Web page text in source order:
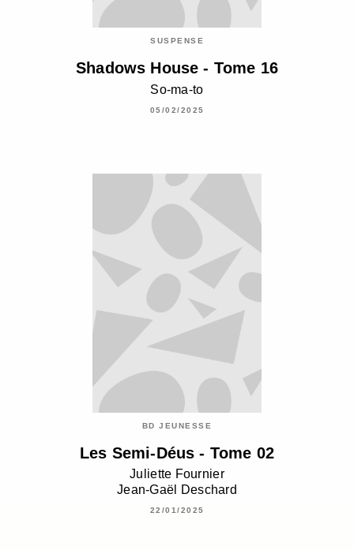
SUSPENSE
Shadows House - Tome 16
So-ma-to
05/02/2025
BD JEUNESSE
Les Semi-Déus - Tome 02
Juliette Fournier
Jean-Gaël Deschard
22/01/2025